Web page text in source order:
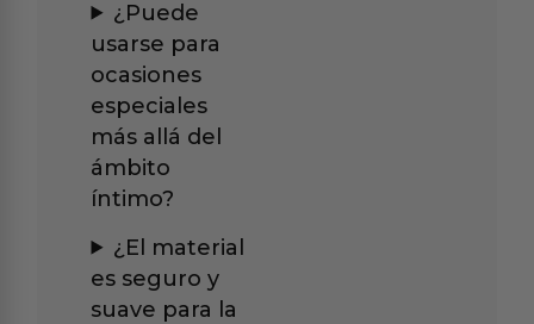
¿Puede
usarse para
ocasiones
especiales
más allá del
ámbito
íntimo?
¿El material
es seguro y
suave para la